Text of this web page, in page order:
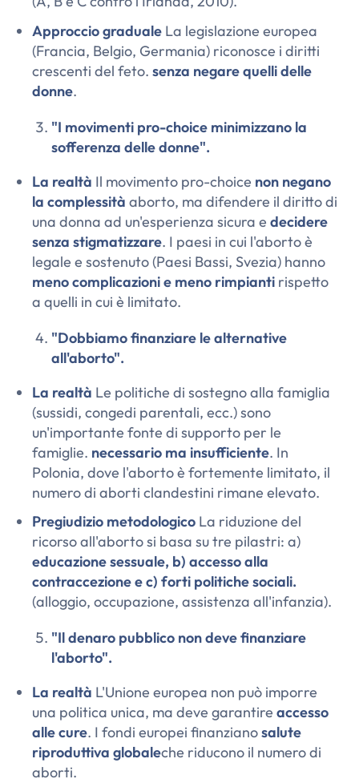
Approccio graduale La legislazione europea
(Francia, Belgio, Germania) riconosce i diritti
crescenti del feto. senza negare quelli delle
donne.
"I movimenti pro-choice minimizzano la
sofferenza delle donne".
La realtà Il movimento pro-choice non negano
la complessità aborto, ma difendere il diritto di
una donna ad un'esperienza sicura e decidere
senza stigmatizzare. I paesi in cui l'aborto è
legale e sostenuto (Paesi Bassi, Svezia) hanno
meno complicazioni e meno rimpianti rispetto
a quelli in cui è limitato.
"Dobbiamo finanziare le alternative
all'aborto".
La realtà Le politiche di sostegno alla famiglia
(sussidi, congedi parentali, ecc.) sono
un'importante fonte di supporto per le
famiglie. necessario ma insufficiente. In
Polonia, dove l'aborto è fortemente limitato, il
numero di aborti clandestini rimane elevato.
Pregiudizio metodologico La riduzione del
ricorso all'aborto si basa su tre pilastri: a)
educazione sessuale, b) accesso alla
contraccezione e c) forti politiche sociali.
(alloggio, occupazione, assistenza all'infanzia).
"Il denaro pubblico non deve finanziare
l'aborto".
La realtà L'Unione europea non può imporre
una politica unica, ma deve garantire accesso
alle cure. I fondi europei finanzianosalute
riproduttiva globaleche riducono il numero di
aborti.